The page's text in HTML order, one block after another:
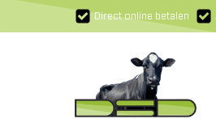
Direct online betalen